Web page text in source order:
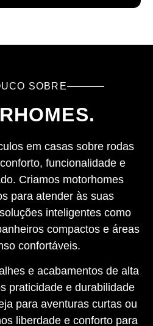
SOBRE
em casas sobre rodas
funcionalidade e
Criamos motorhomes
para atender às suas
inteligentes como
compactos e áreas
confortáveis.
e acabamentos de alta
praticidade e durabilidade
para aventuras curtas ou
liberdade e conforto para